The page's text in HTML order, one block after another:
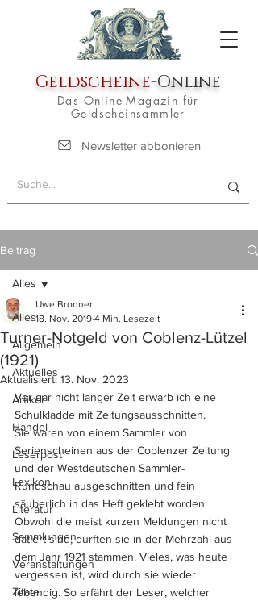
Geldscheine-Online
Das Online-Magazin für
Geldscheinsammler
Newsletter abbonieren
Beitrag
Alles
Allgemein
Aktuelles
Artikel
Handel
Leserpost
Lexikon
Literatur
Sammlungen
Veranstaltungen
Zitate
Alles
Turner-Notgeld von Coblenz-Lützel
(1921)
Uwe Bronnert
18. Nov. 2019 4 Min. Lesezeit
Aktualisiert: 13. Nov. 2023
Vor gar nicht langer Zeit erwarb ich eine
Schulkladde mit Zeitungsausschnitten.
Sie waren von einem Sammler von
Serienscheinen aus der Coblenzer Zeitung
und der Westdeutschen Sammler-
Rundschau ausgeschnitten und fein
säuberlich in das Heft geklebt worden.
Obwohl die meist kurzen Meldungen nicht
datiert sind, dürften sie in der Mehrzahl aus
dem Jahr 1921 stammen. Vieles, was heute
vergessen ist, wird durch sie wieder
lebendig. So erfährt der Leser, welcher